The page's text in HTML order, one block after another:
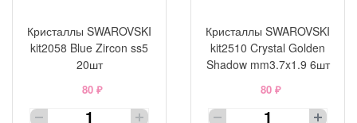
Кристаллы SWAROVSKI
kit2058 Blue Zircon ss5
20шт
80 ₽
Кристаллы SWAROVSKI
kit2510 Crystal Golden
Shadow mm3.7x1.9 6шт
80 ₽